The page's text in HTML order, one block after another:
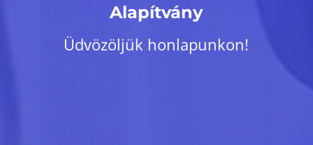
Alapítvány
Üdvözöljük honlapunkon!